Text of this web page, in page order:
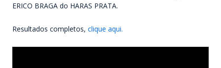
ERICO BRAGA do HARAS PRATA.
Resultados completos, clique aqui.